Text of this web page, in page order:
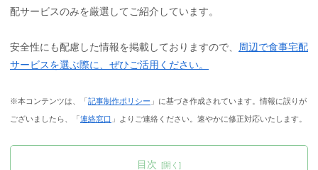
配サービスのみを厳選してご紹介しています。
安全性にも配慮した情報を掲載しておりますので、
周辺で食事宅配
サービスを選ぶ際に、ぜひご活用ください。
※本コンテンツは、「記事制作ポリシー 」に基づき作成されています。情報に誤りが
ございましたら、「連絡窓口 」よりご連絡ください。速やかに修正対応いたします。
目次